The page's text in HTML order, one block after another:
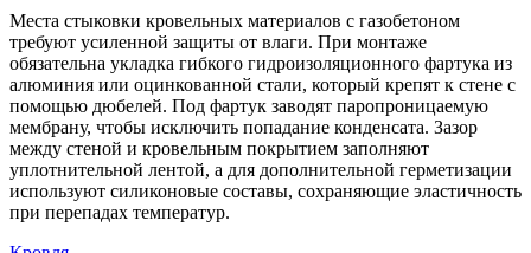
Места стыковки кровельных материалов с газобетоном
требуют усиленной защиты от влаги. При монтаже
обязательна укладка гибкого гидроизоляционного фартука из
алюминия или оцинкованной стали, который крепят к стене с
помощью дюбелей. Под фартук заводят паропроницаемую
мембрану, чтобы исключить попадание конденсата. Зазор
между стеной и кровельным покрытием заполняют
уплотнительной лентой, а для дополнительной герметизации
используют силиконовые составы, сохраняющие эластичность
при перепадах температур.